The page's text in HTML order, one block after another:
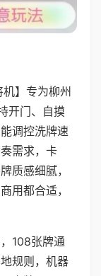
机】专为柳州
开门、自摸
调控洗牌速
需求，卡
质感细腻，
用都合适，
108张牌通
规则，机器